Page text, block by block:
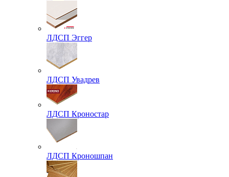
ЛДСП Эггер
ЛДСП Увадрев
ЛДСП Кроностар
ЛДСП Кроношпан